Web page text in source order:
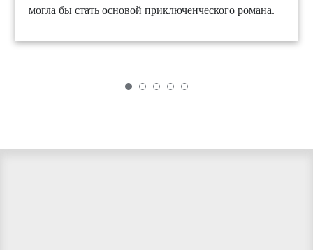
могла бы стать основой приключенческого романа.